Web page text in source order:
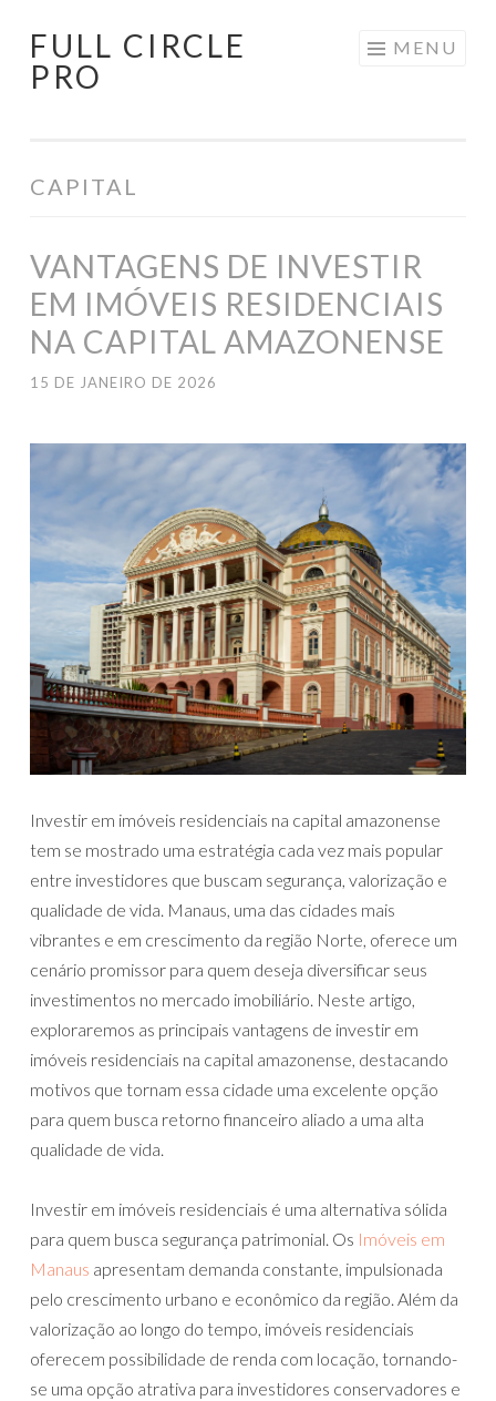
Pular
para
FULL CIRCLE
PRO
MENU
CAPITAL
VANTAGENS DE INVESTIR
EM IMÓVEIS RESIDENCIAIS
NA CAPITAL AMAZONENSE
15 DE JANEIRO DE 2026
Investir em imóveis residenciais na capital amazonense
tem se mostrado uma estratégia cada vez mais popular
entre investidores que buscam segurança, valorização e
qualidade de vida. Manaus, uma das cidades mais
vibrantes e em crescimento da região Norte, oferece um
cenário promissor para quem deseja diversificar seus
investimentos no mercado imobiliário. Neste artigo,
exploraremos as principais vantagens de investir em
imóveis residenciais na capital amazonense, destacando
motivos que tornam essa cidade uma excelente opção
para quem busca retorno financeiro aliado a uma alta
qualidade de vida.
Investir em imóveis residenciais é uma alternativa sólida
para quem busca segurança patrimonial. Os Imóveis em
Manaus apresentam demanda constante, impulsionada
pelo crescimento urbano e econômico da região. Além da
valorização ao longo do tempo, imóveis residenciais
oferecem possibilidade de renda com locação, tornando-
se uma opção atrativa para investidores conservadores e